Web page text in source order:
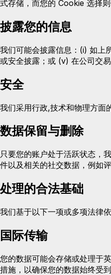
式存储，而您的 Cookie 选择
披露您的信息
我们可能会披露信息：(i) 如上
或安全披露；或 (v) 在公司交
安全
我们采用行政,技术和物理方面
数据保留与删除
只要您的账户处于活跃状态，
件以及相关的社交数据，例如
处理的合法基础
我们基于以下一项或多项法律
国际传输
您的数据可能会存储或处理于
措施，以确保您的数据始终受到